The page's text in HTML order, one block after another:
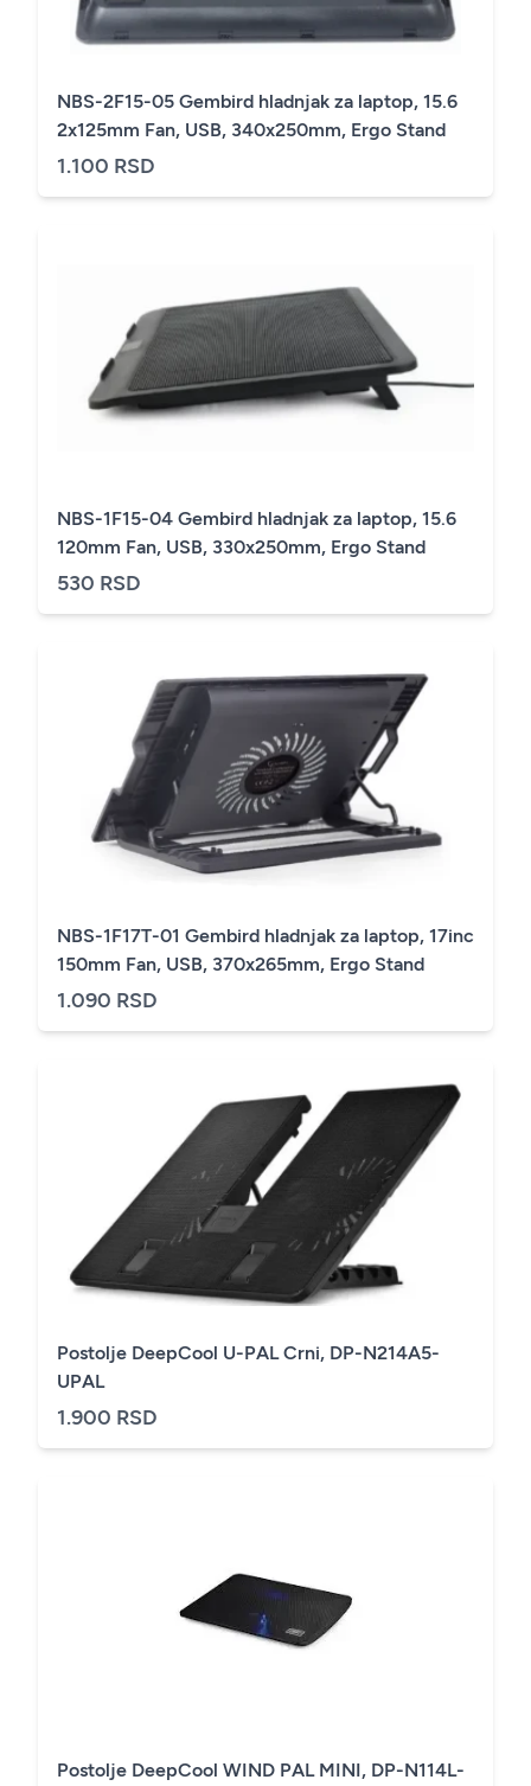
NBS-2F15-05 Gembird hladnjak za laptop, 15.6
2x125mm Fan, USB, 340x250mm, Ergo Stand
1.100 RSD
NBS-1F15-04 Gembird hladnjak za laptop, 15.6
120mm Fan, USB, 330x250mm, Ergo Stand
530 RSD
NBS-1F17T-01 Gembird hladnjak za laptop, 17inc
150mm Fan, USB, 370x265mm, Ergo Stand
1.090 RSD
Postolje DeepCool U-PAL Crni, DP-N214A5-
UPAL
1.900 RSD
Postolje DeepCool WIND PAL MINI, DP-N114L-